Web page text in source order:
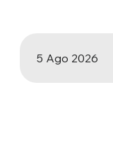
5 Ago 2026